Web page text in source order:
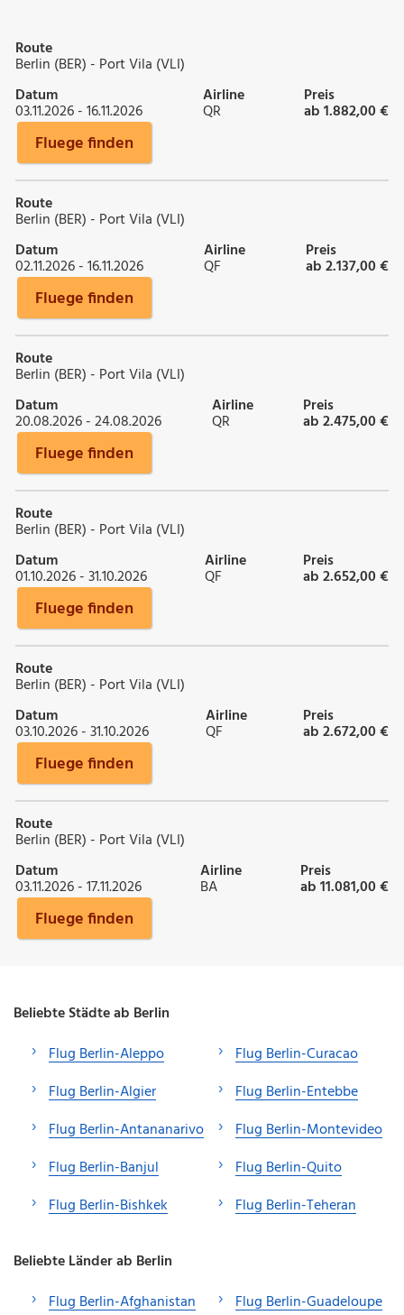
Route
Berlin (BER) - Port Vila (VLI)
Datum
03.11.2026 - 16.11.2026
Airline
QR
Preis
ab 1.882,00 €
Fluege finden
Route
Berlin (BER) - Port Vila (VLI)
Datum
02.11.2026 - 16.11.2026
Airline
QF
Preis
ab 2.137,00 €
Fluege finden
Route
Berlin (BER) - Port Vila (VLI)
Datum
20.08.2026 - 24.08.2026
Airline
QR
Preis
ab 2.475,00 €
Fluege finden
Route
Berlin (BER) - Port Vila (VLI)
Datum
01.10.2026 - 31.10.2026
Airline
QF
Preis
ab 2.652,00 €
Fluege finden
Route
Berlin (BER) - Port Vila (VLI)
Datum
03.10.2026 - 31.10.2026
Airline
QF
Preis
ab 2.672,00 €
Fluege finden
Route
Berlin (BER) - Port Vila (VLI)
Datum
03.11.2026 - 17.11.2026
Airline
BA
Preis
ab 11.081,00 €
Fluege finden
Beliebte Städte ab Berlin
Flug Berlin-Aleppo
Flug Berlin-Algier
Flug Berlin-Antananarivo
Flug Berlin-Banjul
Flug Berlin-Bishkek
Flug Berlin-Curacao
Flug Berlin-Entebbe
Flug Berlin-Montevideo
Flug Berlin-Quito
Flug Berlin-Teheran
Beliebte Länder ab Berlin
Flug Berlin-Afghanistan
Flug Berlin-Guadeloupe